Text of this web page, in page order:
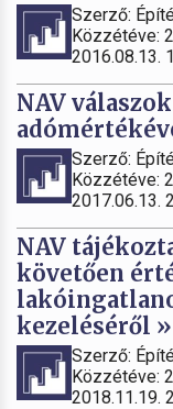
Szerző:
Közzétéve:
2016.08.13.
NAV
Szerző:
Közzétéve:
2017.06.13.
NAV
követően
kezeléséről »
Szerző:
Közzétéve:
2018.11.19.